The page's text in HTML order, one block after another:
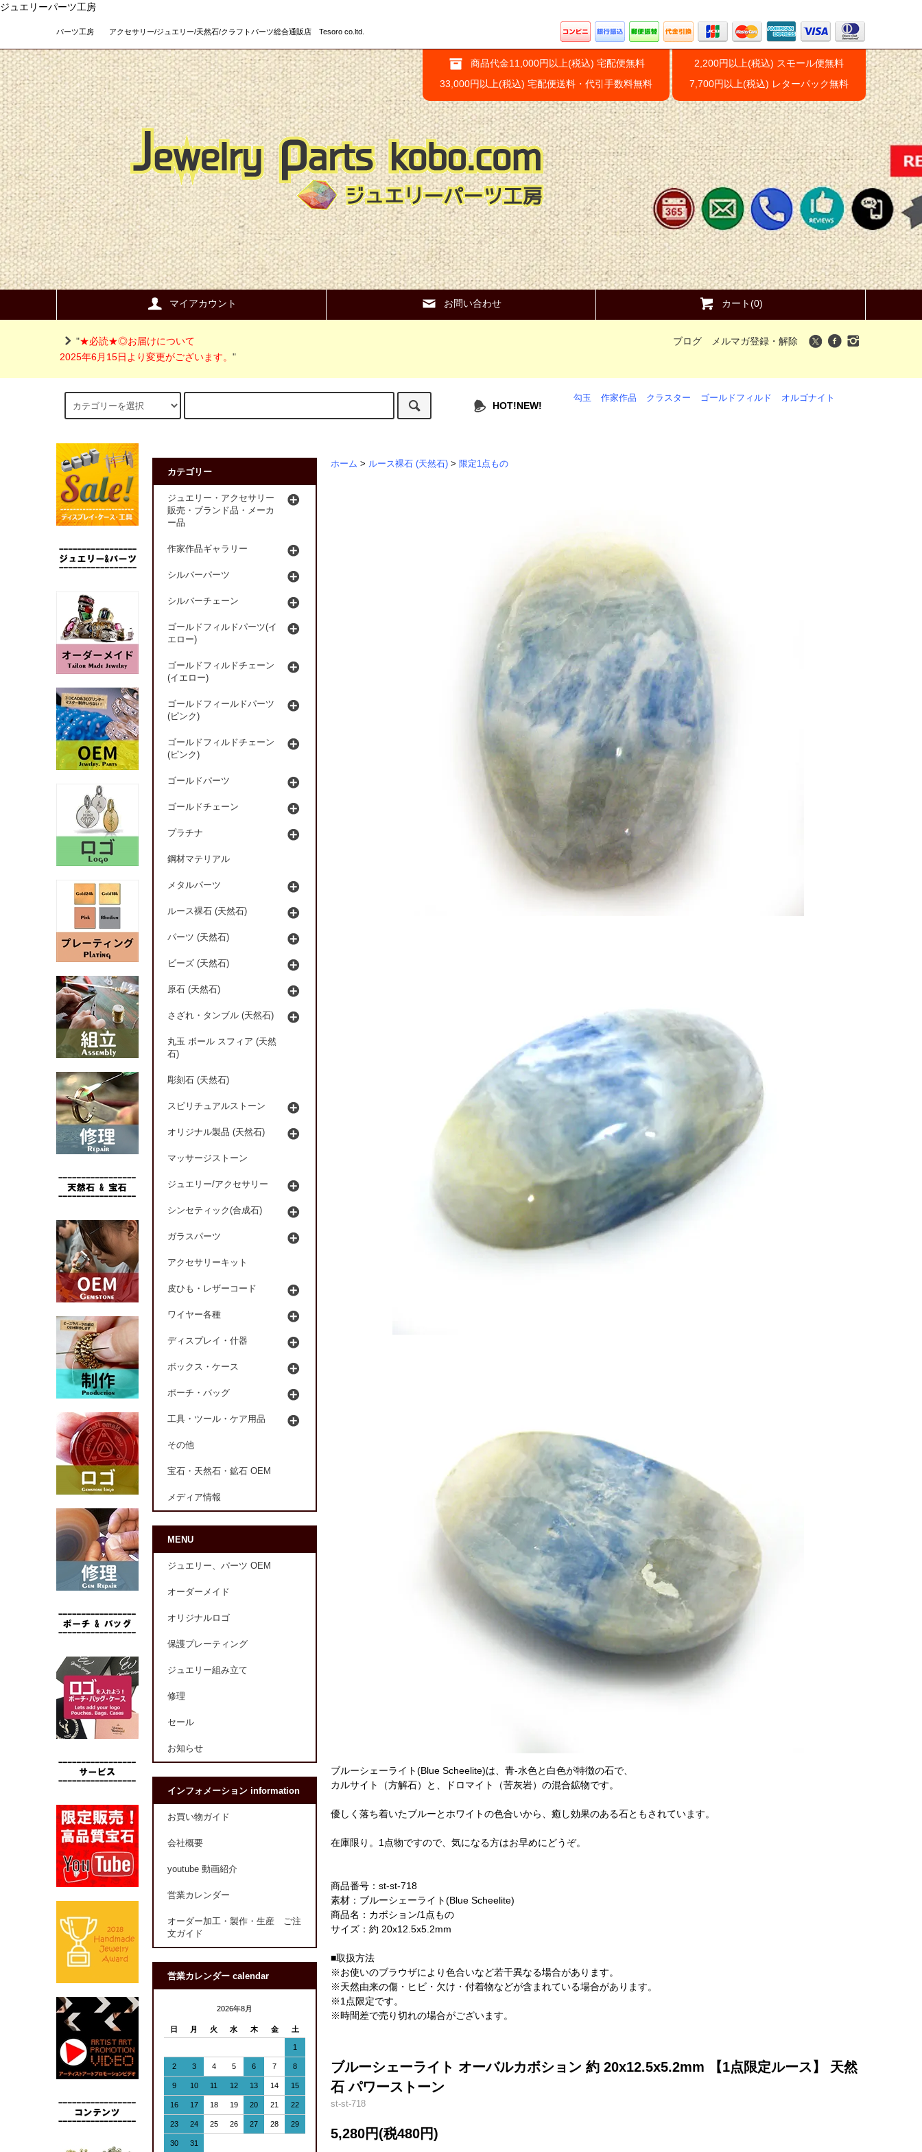
ジュエリーパーツ工房
パーツ工房 アクセサリー/ジュエリー/天然石/クラフトパーツ総合通販店 Tesoro co.ltd.
商品代金11,000円以上(税込) 宅配便無料
33,000円以上(税込) 宅配便送料・代引手数料無料
2,200円以上(税込) スモール便無料
7,700円以上(税込) レターパック無料
マイアカウント お問い合わせ カート(0)
"★必読★◎お届けについて
2025年6月15日より変更がございます。 "
ブログ メルマガ登録・解除
HOT!NEW!
勾玉 作家作品 クラスター ゴールドフィルド オルゴナイト
ホーム > ルース裸石 (天然石) > 限定1点もの
ブルーシェーライト(Blue Scheelite)は、青-水色と白色が特徴の石で、
カルサイト（方解石）と、ドロマイト（苦灰岩）の混合鉱物です。
優しく落ち着いたブルーとホワイトの色合いから、癒し効果のある石ともされています。
在庫限り。1点物ですので、気になる方はお早めにどうぞ。
商品番号：st-st-718
素材：ブルーシェーライト(Blue Scheelite)
商品名：カボション/1点もの
サイズ：約 20x12.5x5.2mm
■取扱方法
※お使いのブラウザにより色合いなど若干異なる場合があります。
※天然由来の傷・ヒビ・欠け・付着物などが含まれている場合があります。
※1点限定です。
※時間差で売り切れの場合がございます。
ブルーシェーライト オーバルカボション 約 20x12.5x5.2mm 【1点限定ルース】 天然
石 パワーストーン
st-st-718
5,280円(税480円)
カテゴリー
ジュエリー・アクセサリー
販売・ブランド品・メーカ
ー品
作家作品ギャラリー
シルバーパーツ
シルバーチェーン
ゴールドフィルドパーツ(イ
エロー)
ゴールドフィルドチェーン
(イエロー)
ゴールドフィールドパーツ
(ピンク)
ゴールドフィルドチェーン
(ピンク)
ゴールドパーツ
ゴールドチェーン
プラチナ
鋼材マテリアル
メタルパーツ
ルース裸石 (天然石)
パーツ (天然石)
ビーズ (天然石)
原石 (天然石)
さざれ・タンブル (天然石)
丸玉 ボール スフィア (天然
石)
彫刻石 (天然石)
スピリチュアルストーン
オリジナル製品 (天然石)
マッサージストーン
ジュエリー/アクセサリー
シンセティック(合成石)
ガラスパーツ
アクセサリーキット
皮ひも・レザーコード
ワイヤー各種
ディスプレイ・什器
ボックス・ケース
ポーチ・バッグ
工具・ツール・ケア用品
その他
宝石・天然石・鉱石 OEM
メディア情報
MENU
ジュエリー、パーツ OEM
オーダーメイド
オリジナルロゴ
保護プレーティング
ジュエリー組み立て
修理
セール
お知らせ
インフォメーション information
お買い物ガイド
会社概要
youtube 動画紹介
営業カレンダー
オーダー加工・製作・生産 ご注
文ガイド
営業カレンダー calendar
2026年8月
日 月 火 水 木 金 土
1
2 3 4 5 6 7 8
9 10 11 12 13 14 15
16 17 18 19 20 21 22
23 24 25 26 27 28 29
30 31